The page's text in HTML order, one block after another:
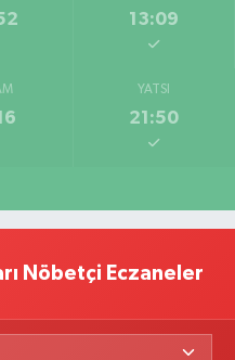
13:09
YATSI
21:50
Nöbetçi Eczaneler